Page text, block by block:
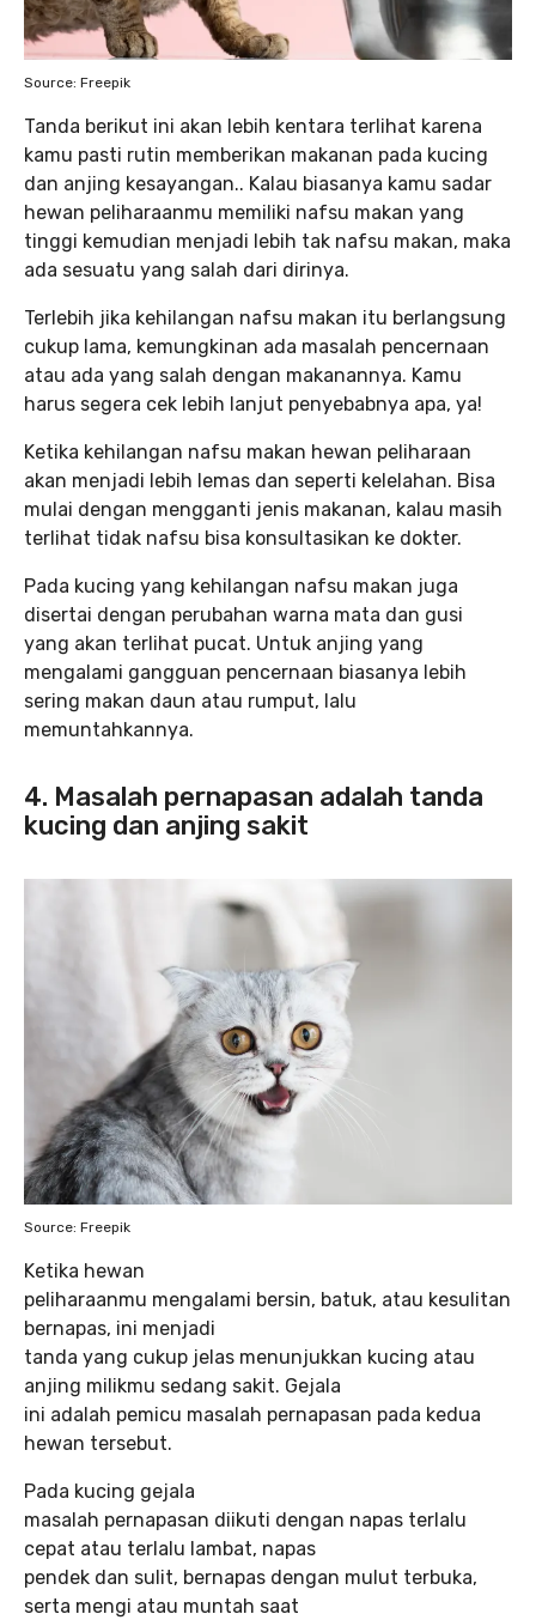
Source: Freepik
Tanda berikut ini akan lebih kentara terlihat karena
kamu pasti rutin memberikan makanan pada kucing
dan anjing kesayangan.. Kalau biasanya kamu sadar
hewan peliharaanmu memiliki nafsu makan yang
tinggi kemudian menjadi lebih tak nafsu makan, maka
ada sesuatu yang salah dari dirinya.
Terlebih jika kehilangan nafsu makan itu berlangsung
cukup lama, kemungkinan ada masalah pencernaan
atau ada yang salah dengan makanannya. Kamu
harus segera cek lebih lanjut penyebabnya apa, ya!
Ketika kehilangan nafsu makan hewan peliharaan
akan menjadi lebih lemas dan seperti kelelahan. Bisa
mulai dengan mengganti jenis makanan, kalau masih
terlihat tidak nafsu bisa konsultasikan ke dokter.
Pada kucing yang kehilangan nafsu makan juga
disertai dengan perubahan warna mata dan gusi
yang akan terlihat pucat. Untuk anjing yang
mengalami gangguan pencernaan biasanya lebih
sering makan daun atau rumput, lalu
memuntahkannya.
4. Masalah pernapasan adalah tanda
kucing dan anjing sakit
Source: Freepik
Ketika hewan
peliharaanmu mengalami bersin, batuk, atau kesulitan
bernapas, ini menjadi
tanda yang cukup jelas menunjukkan kucing atau
anjing milikmu sedang sakit. Gejala
ini adalah pemicu masalah pernapasan pada kedua
hewan tersebut.
Pada kucing gejala
masalah pernapasan diikuti dengan napas terlalu
cepat atau terlalu lambat, napas
pendek dan sulit, bernapas dengan mulut terbuka,
serta mengi atau muntah saat